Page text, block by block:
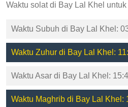
Waktu solat di Bay Lal Khel
Waktu Subuh di Bay Lal Khel:
Waktu Zuhur di Bay Lal Khel:
Waktu Asar di Bay Lal Khel:
Waktu Maghrib di Bay Lal Khel: